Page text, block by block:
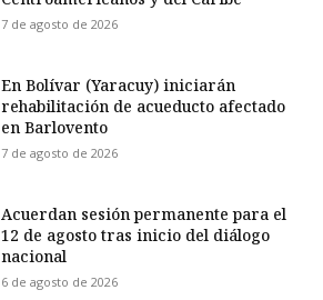
7 de agosto de 2026
En Bolívar (Yaracuy) iniciarán
rehabilitación de acueducto afectado
en Barlovento
7 de agosto de 2026
Acuerdan sesión permanente para el
12 de agosto tras inicio del diálogo
nacional
6 de agosto de 2026